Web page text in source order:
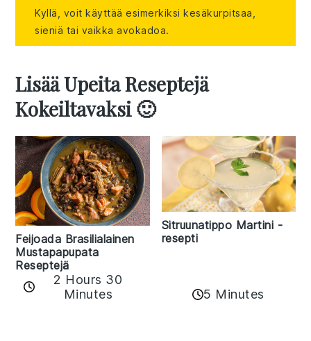
Kyllä, voit käyttää esimerkiksi kesäkurpitsaa,
sieniä tai vaikka avokadoa.
Lisää Upeita Reseptejä
Kokeiltavaksi 🙂
Feijoada Brasilialainen
Mustapapupata
Reseptejä
2 Hours 30
Minutes
Sitruunatippo Martini -
resepti
5 Minutes